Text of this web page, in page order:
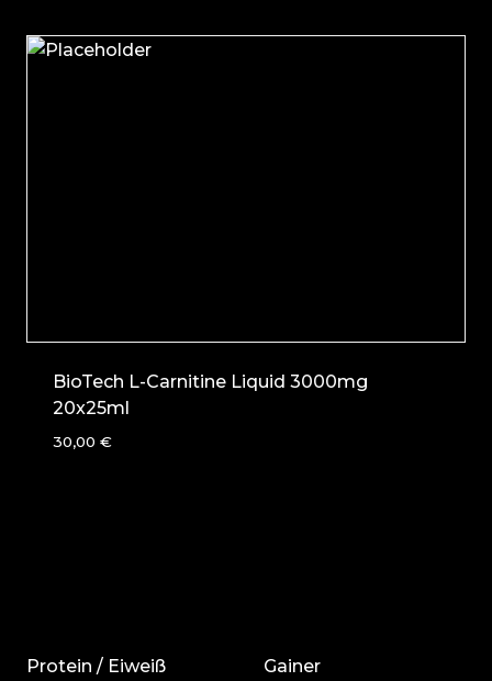
BioTech L-Carnitine Liquid 3000mg
20x25ml
30,00 €
Protein / Eiweiß
Gainer